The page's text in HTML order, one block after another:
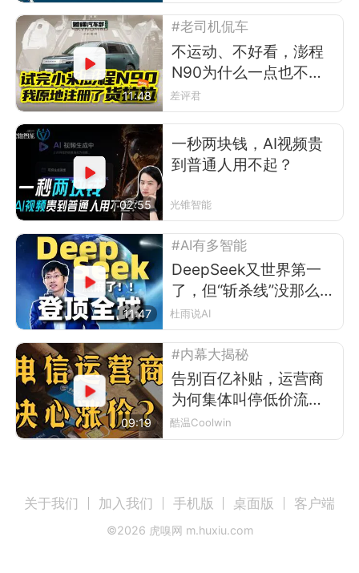
11:48
#老司机侃车
不运动、不好看，澎程
N90为什么一点也不像
小米？
差评君
02:55
一秒两块钱，AI视频贵
到普通人用不起？
光锥智能
11:47
#AI有多智能
DeepSeek又世界第一
了，但“斩杀线”没那么简
单
杜雨说AI
09:19
#内幕大揭秘
告别百亿补贴，运营商
为何集体叫停低价流量
卡？
酷温Coolwin
关于我们 加入我们 手机版 桌面版 客户端
©2026 虎嗅网 m.huxiu.com